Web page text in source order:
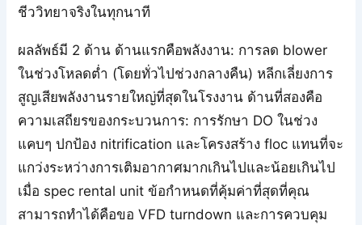
ชีววิทยาจริงในทุกนาที
ผลลัพธ์มี 2 ด้าน ด้านแรกคือพลังงาน: การลด blower
ในช่วงโหลดต่ำ (โดยทั่วไปช่วงกลางคืน) หลีกเลี่ยงการ
สูญเสียพลังงานรายใหญ่ที่สุดในโรงงาน ด้านที่สองคือ
ความเสถียรของกระบวนการ: การรักษา DO ในช่วง
แคบๆ ปกป้อง nitrification และโครงสร้าง floc แทนที่จะ
แกว่งระหว่างการเติมอากาศมากเกินไปและน้อยเกินไป
เมื่อ spec rental unit ข้อกำหนดที่คุ้มค่าที่สุดที่คุณ
สามารถทำได้คือขอ VFD turndown และการควบคุม